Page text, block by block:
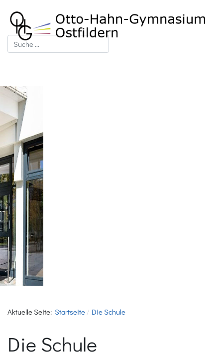
Suchen
Aktuelle Seite: Startseite Die Schule
Die Schule